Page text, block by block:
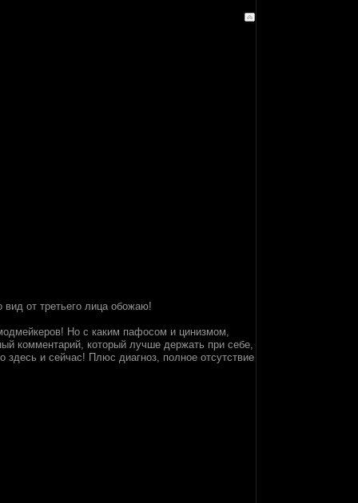
вид от третьего лица обожаю!
Но с каким пафосом и цинизмом,
комментарий, который лучше держать при себе,
и сейчас! Плюс диагноз, полное отсутствие